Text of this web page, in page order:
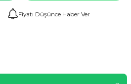
Fiyatı Düşünce Haber Ver